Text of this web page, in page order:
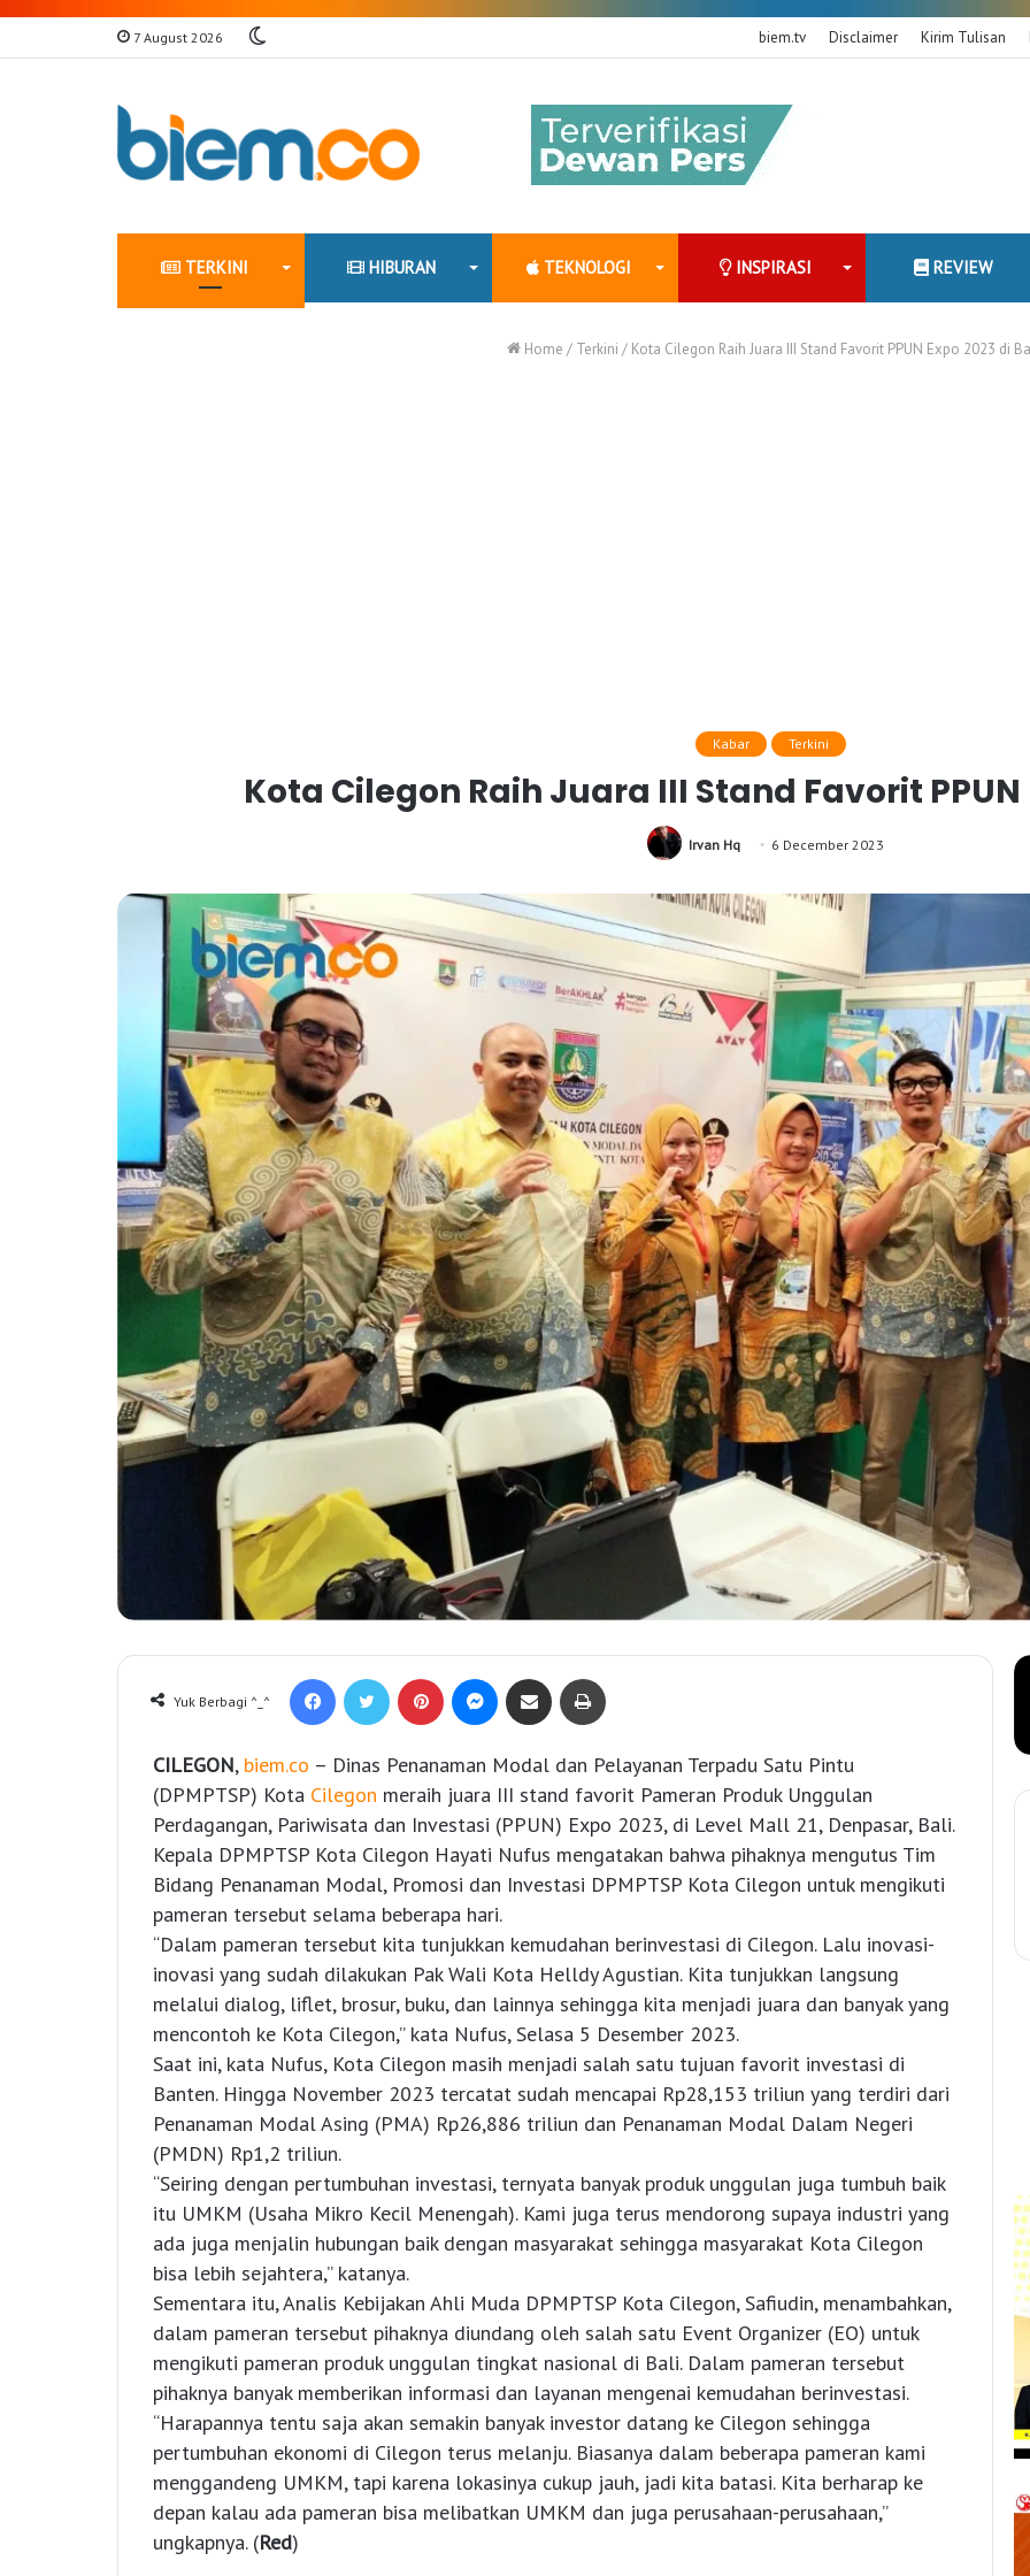
7 August 2026 biem.tv Disclaimer Kirim Tulisan
TERKINI HIBURAN TEKNOLOGI INSPIRASI REVIEW
Home / Terkini / Kota Cilegon Raih Juara III Stand Favorit PPUN Expo 2023 di
Kabar Terkini
Kota Cilegon Raih Juara III Stand Favorit PPUN
Irvan Hq 6 December 2023
Yuk Berbagi ^_^
CILEGON, biem.co – Dinas Penanaman Modal dan Pelayanan Terpadu Satu Pintu
(DPMPTSP) Kota Cilegon meraih juara III stand favorit Pameran Produk Unggulan
Perdagangan, Pariwisata dan Investasi (PPUN) Expo 2023, di Level Mall 21, Denpasar, Bali.
Kepala DPMPTSP Kota Cilegon Hayati Nufus mengatakan bahwa pihaknya mengutus Tim
Bidang Penanaman Modal, Promosi dan Investasi DPMPTSP Kota Cilegon untuk mengikuti
pameran tersebut selama beberapa hari.
“Dalam pameran tersebut kita tunjukkan kemudahan berinvestasi di Cilegon. Lalu inovasi-
inovasi yang sudah dilakukan Pak Wali Kota Helldy Agustian. Kita tunjukkan langsung
melalui dialog, liflet, brosur, buku, dan lainnya sehingga kita menjadi juara dan banyak yang
mencontoh ke Kota Cilegon,” kata Nufus, Selasa 5 Desember 2023.
Saat ini, kata Nufus, Kota Cilegon masih menjadi salah satu tujuan favorit investasi di
Banten. Hingga November 2023 tercatat sudah mencapai Rp28,153 triliun yang terdiri dari
Penanaman Modal Asing (PMA) Rp26,886 triliun dan Penanaman Modal Dalam Negeri
(PMDN) Rp1,2 triliun.
“Seiring dengan pertumbuhan investasi, ternyata banyak produk unggulan juga tumbuh baik
itu UMKM (Usaha Mikro Kecil Menengah). Kami juga terus mendorong supaya industri yang
ada juga menjalin hubungan baik dengan masyarakat sehingga masyarakat Kota Cilegon
bisa lebih sejahtera,” katanya.
Sementara itu, Analis Kebijakan Ahli Muda DPMPTSP Kota Cilegon, Safiudin, menambahkan,
dalam pameran tersebut pihaknya diundang oleh salah satu Event Organizer (EO) untuk
mengikuti pameran produk unggulan tingkat nasional di Bali. Dalam pameran tersebut
pihaknya banyak memberikan informasi dan layanan mengenai kemudahan berinvestasi.
“Harapannya tentu saja akan semakin banyak investor datang ke Cilegon sehingga
pertumbuhan ekonomi di Cilegon terus melanju. Biasanya dalam beberapa pameran kami
menggandeng UMKM, tapi karena lokasinya cukup jauh, jadi kita batasi. Kita berharap ke
depan kalau ada pameran bisa melibatkan UMKM dan juga perusahaan-perusahaan,”
ungkapnya. (Red)